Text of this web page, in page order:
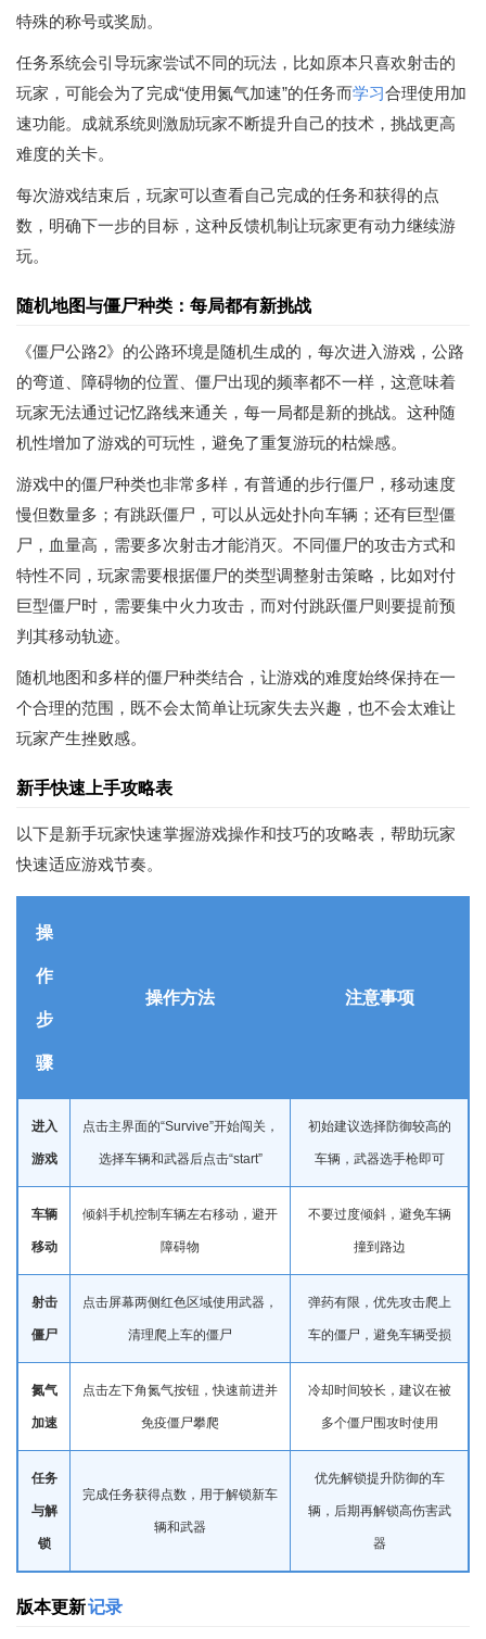
特殊的称号或奖励。
任务系统会引导玩家尝试不同的玩法，比如原本只喜欢射击的
玩家，可能会为了完成“使用氮气加速”的任务而学习合理使用加
速功能。成就系统则激励玩家不断提升自己的技术，挑战更高
难度的关卡。
每次游戏结束后，玩家可以查看自己完成的任务和获得的点
数，明确下一步的目标，这种反馈机制让玩家更有动力继续游
玩。
随机地图与僵尸种类：每局都有新挑战
《僵尸公路2》的公路环境是随机生成的，每次进入游戏，公路
的弯道、障碍物的位置、僵尸出现的频率都不一样，这意味着
玩家无法通过记忆路线来通关，每一局都是新的挑战。这种随
机性增加了游戏的可玩性，避免了重复游玩的枯燥感。
游戏中的僵尸种类也非常多样，有普通的步行僵尸，移动速度
慢但数量多；有跳跃僵尸，可以从远处扑向车辆；还有巨型僵
尸，血量高，需要多次射击才能消灭。不同僵尸的攻击方式和
特性不同，玩家需要根据僵尸的类型调整射击策略，比如对付
巨型僵尸时，需要集中火力攻击，而对付跳跃僵尸则要提前预
判其移动轨迹。
随机地图和多样的僵尸种类结合，让游戏的难度始终保持在一
个合理的范围，既不会太简单让玩家失去兴趣，也不会太难让
玩家产生挫败感。
新手快速上手攻略表
以下是新手玩家快速掌握游戏操作和技巧的攻略表，帮助玩家
快速适应游戏节奏。
操
作
步
骤
操作方法 注意事项
进入
游戏
点击主界面的“Survive”开始闯关，
选择车辆和武器后点击“start”
初始建议选择防御较高的
车辆，武器选手枪即可
车辆
移动
倾斜手机控制车辆左右移动，避开
障碍物
不要过度倾斜，避免车辆
撞到路边
射击
僵尸
点击屏幕两侧红色区域使用武器，
清理爬上车的僵尸
弹药有限，优先攻击爬上
车的僵尸，避免车辆受损
氮气
加速
点击左下角氮气按钮，快速前进并
免疫僵尸攀爬
冷却时间较长，建议在被
多个僵尸围攻时使用
任务
与解
锁
完成任务获得点数，用于解锁新车
辆和武器
优先解锁提升防御的车
辆，后期再解锁高伤害武
器
版本更新记录